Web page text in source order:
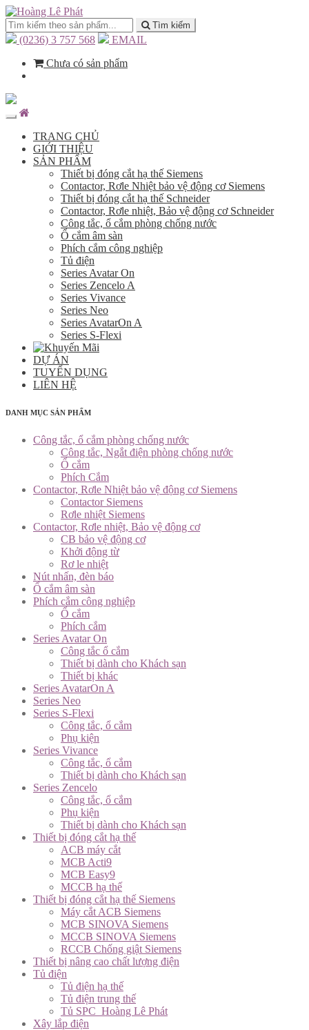
Tìm kiếm
(0236) 3 757 568
EMAIL
Chưa có sản phẩm
TRANG CHỦ
GIỚI THIỆU
SẢN PHẨM
Thiết bị đóng cắt hạ thế Siemens
Contactor, Rơle Nhiệt bảo vệ động cơ Siemens
Thiết bị đóng cắt hạ thế Schneider
Contactor, Rơle nhiệt, Bảo vệ động cơ Schneider
Công tắc, ổ cắm phòng chống nước
Ổ cắm âm sàn
Phích cắm công nghiệp
Tủ điện
Series Avatar On
Series Zencelo A
Series Vivance
Series Neo
Series AvatarOn A
Series S-Flexi
DỰ ÁN
TUYỂN DỤNG
LIÊN HỆ
DANH MỤC SẢN PHẨM
Công tắc, ổ cắm phòng chống nước
Công tắc, Ngắt điện phòng chống nước
Ổ cắm
Phích Cắm
Contactor, Rơle Nhiệt bảo vệ động cơ Siemens
Contactor Siemens
Rơle nhiệt Siemens
Contactor, Rơle nhiệt, Bảo vệ động cơ
CB bảo vệ động cơ
Khởi động từ
Rơ le nhiệt
Nút nhấn, đèn báo
Ổ cắm âm sàn
Phích cắm công nghiệp
Ổ cắm
Phích cắm
Series Avatar On
Công tắc ổ cắm
Thiết bị dành cho Khách sạn
Thiết bị khác
Series AvatarOn A
Series Neo
Series S-Flexi
Công tắc, ổ cắm
Phụ kiện
Series Vivance
Công tắc, ổ cắm
Thiết bị dành cho Khách sạn
Series Zencelo
Công tắc, ổ cắm
Phụ kiện
Thiết bị dành cho Khách sạn
Thiết bị đóng cắt hạ thế
ACB máy cắt
MCB Acti9
MCB Easy9
MCCB hạ thế
Thiết bị đóng cắt hạ thế Siemens
Máy cắt ACB Siemens
MCB SINOVA Siemens
MCCB SINOVA Siemens
RCCB Chống giật Siemens
Thiết bị nâng cao chất lượng điện
Tủ điện
Tủ điện hạ thế
Tủ điện trung thế
Tủ SPC_Hoàng Lê Phát
Xây lắp điện